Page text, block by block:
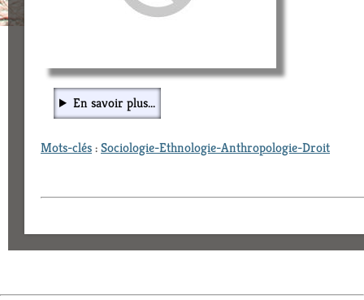
En savoir plus...
Mots-clés:Sociologie-Ethnologie-Anthropologie-Droit